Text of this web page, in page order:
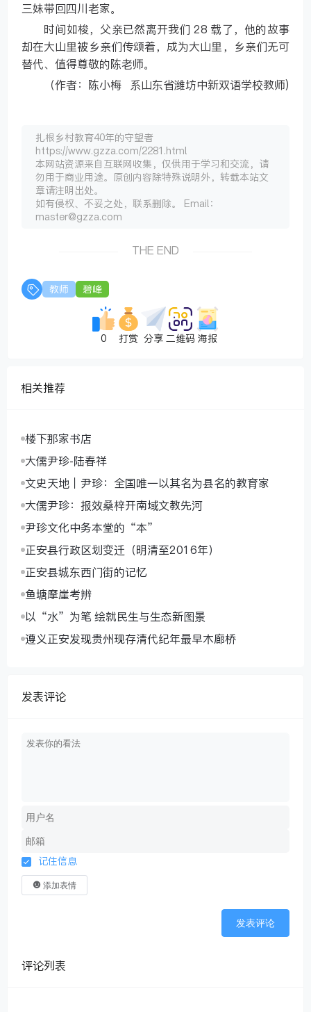
三妹带回四川老家。
时间如梭，父亲已然离开我们 28 载了，他的故事
却在大山里被乡亲们传颂着，成为大山里，乡亲们无可
替代、值得尊敬的陈老师。
（作者：陈小梅 系山东省潍坊中新双语学校教师)
扎根乡村教育40年的守望者
https://www.gzza.com/2281.html
本网站资源来自互联网收集，仅供用于学习和交流，请
勿用于商业用途。原创内容除特殊说明外，转载本站文
章请注明出处。
如有侵权、不妥之处，联系删除。 Email：
master@gzza.com
THE END
教师 碧峰
0 打赏 分享 二维码 海报
相关推荐
楼下那家书店
大儒尹珍-陆春祥
文史天地｜尹珍：全国唯一以其名为县名的教育家
大儒尹珍：报效桑梓开南域文教先河
尹珍文化中务本堂的“本”
正安县行政区划变迁（明清至2016年）
正安县城东西门街的记忆
鱼塘摩崖考辨
以“水”为笔 绘就民生与生态新图景
遵义正安发现贵州现存清代纪年最早木廊桥
发表评论
记住信息
添加表情
发表评论
评论列表